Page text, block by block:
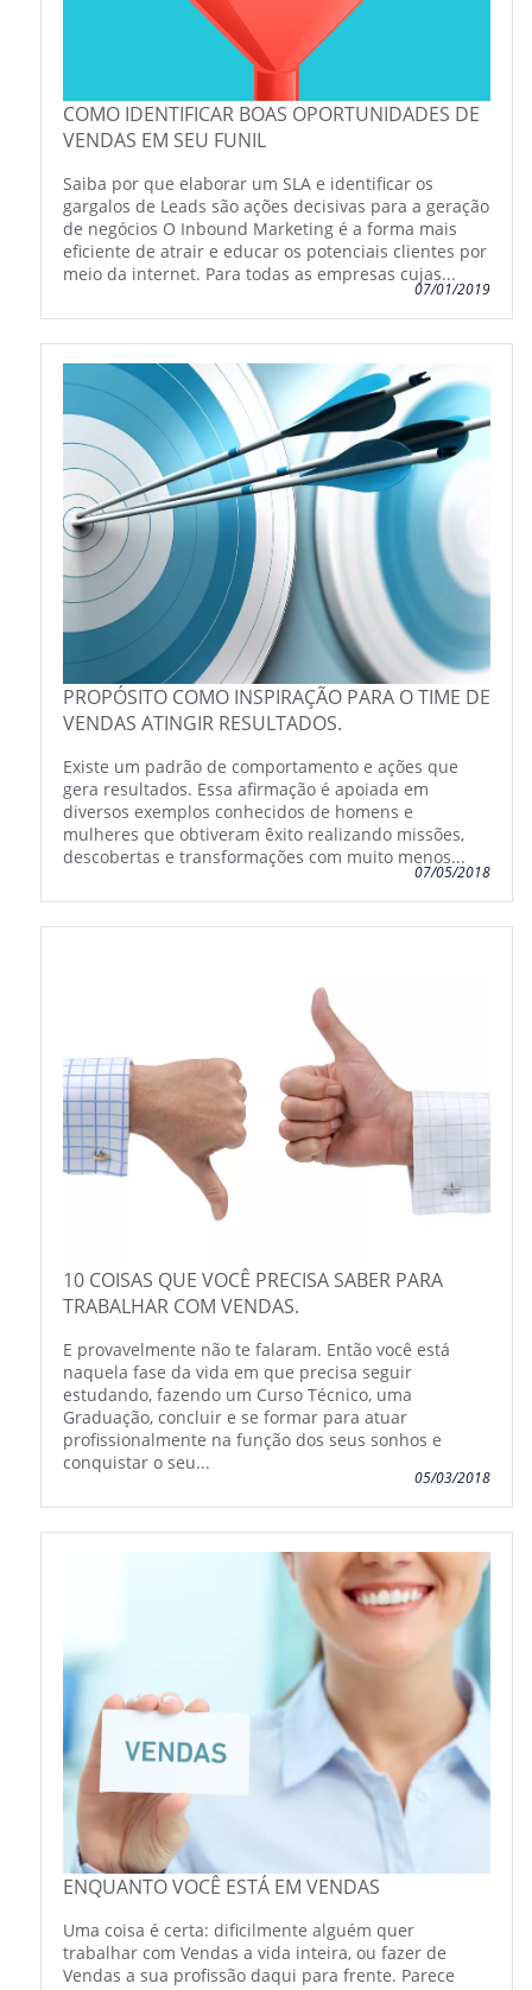
COMO IDENTIFICAR BOAS OPORTUNIDADES DE
VENDAS EM SEU FUNIL
Saiba por que elaborar um SLA e identificar os
gargalos de Leads são ações decisivas para a geração
de negócios O Inbound Marketing é a forma mais
eficiente de atrair e educar os potenciais clientes por
meio da internet. Para todas as empresas cujas...
07/01/2019
PROPÓSITO COMO INSPIRAÇÃO PARA O TIME DE
VENDAS ATINGIR RESULTADOS.
Existe um padrão de comportamento e ações que
gera resultados. Essa afirmação é apoiada em
diversos exemplos conhecidos de homens e
mulheres que obtiveram êxito realizando missões,
descobertas e transformações com muito menos...
07/05/2018
10 COISAS QUE VOCÊ PRECISA SABER PARA
TRABALHAR COM VENDAS.
E provavelmente não te falaram. Então você está
naquela fase da vida em que precisa seguir
estudando, fazendo um Curso Técnico, uma
Graduação, concluir e se formar para atuar
profissionalmente na função dos seus sonhos e
conquistar o seu...
05/03/2018
ENQUANTO VOCÊ ESTÁ EM VENDAS
Uma coisa é certa: dificilmente alguém quer
trabalhar com Vendas a vida inteira, ou fazer de
Vendas a sua profissão daqui para frente. Parece